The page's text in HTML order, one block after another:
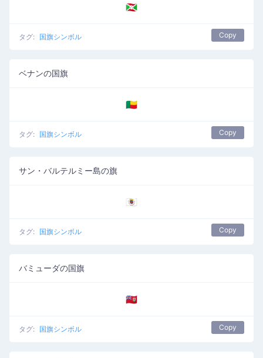
🇧🇮
タグ: 国旗シンボル Copy
ベナンの国旗
🇧🇯
タグ: 国旗シンボル Copy
サン・バルテルミー島の旗
🇧🇱
タグ: 国旗シンボル Copy
バミューダの国旗
🇧🇲
タグ: 国旗シンボル Copy